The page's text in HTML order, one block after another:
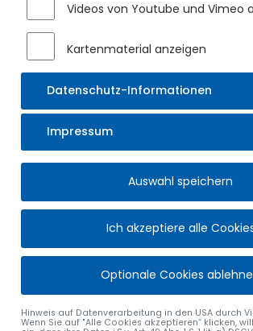
ANDREAS BÖCK
Wassermeister
Sonthofener Str. 5b
08376 9210-73
08376 929439
Mail
wasserversorgung@sulzberg.de
Videos von Youtube und Vimeo
Kartenmaterial anzeigen
Datenschutz-Informationen
Impressum
Auswahl speichern
Ich akzeptiere alle
Optionale Cookies
Hinweis auf Datenverarbeitung in den USA durch
Wenn Sie auf "Alle Cookies akzeptieren“ klicken,